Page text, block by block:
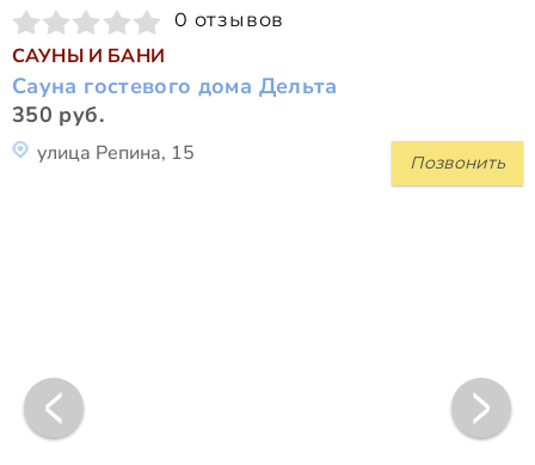
0 отзывов
САУНЫ И БАНИ
Сауна гостевого дома Дельта
350 руб.
Позвонить
улица Репина, 15